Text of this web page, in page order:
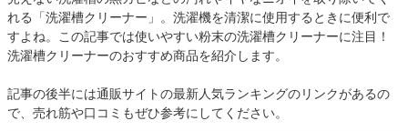
れる「洗濯槽クリーナー」。洗濯機を清潔に使用するときに便利で
すよね。この記事では使いやすい粉末の洗濯槽クリーナーに注目！
洗濯槽クリーナーのおすすめ商品を紹介します。
記事の後半には通販サイトの最新人気ランキングのリンクがあるの
で、売れ筋や口コミもぜひ参考にしてください。